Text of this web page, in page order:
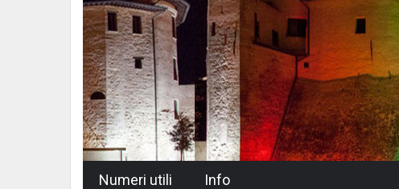
Numeri utili Info